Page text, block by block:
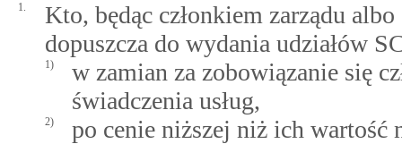
1.
Kto, będąc członkiem zarządu
dopuszcza do wydania udziałów
1)
w zamian za zobowiązanie się
świadczenia usług,
2) po cenie niższej niż ich wartość